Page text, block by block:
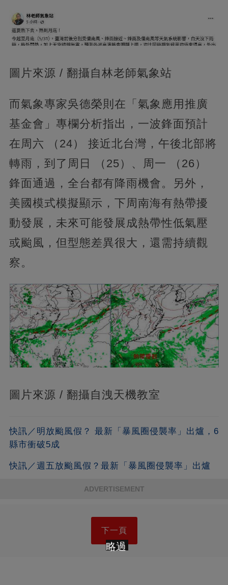
圖片來源 / 翻攝自林老師氣象站
而氣象專家吳德榮則在「氣象應用推廣
基金會」專欄分析指出，一波鋒面預計
在周六 （24） 接近北台灣，午後北部將
轉雨，到了周日 （25）、周一 （26）
鋒面通過，全台都有降雨機會。另外，
美國模式模擬顯示，下周南海有熱帶擾
動發展，未來可能發展成熱帶性低氣壓
或颱風，但型態差異很大，還需持續觀
察。
圖片來源 / 翻攝自洩天機教室
快訊／明放颱風假？ 最新「暴風圈侵襲率」出爐，6
縣市衝破5成
快訊／週五放颱風假？最新「暴風圈侵襲率」出爐
ADVERTISEMENT
下一頁
略過